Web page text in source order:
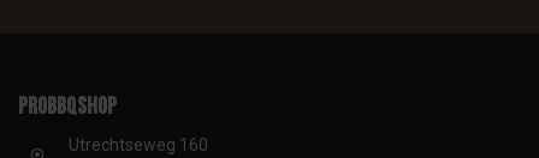
proBBQshop
Utrechtseweg 160